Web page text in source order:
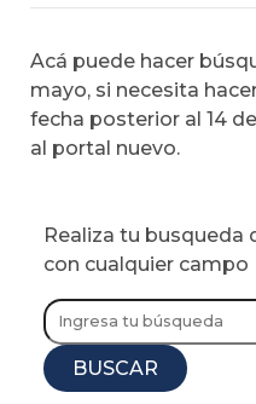
Acá puede hacer
mayo, si necesita
fecha posterior al 14
al portal nuevo.
Realiza tu busqueda
con cualquier campo
BUSCAR